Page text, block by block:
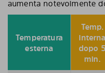
aumenta notevolmente
Temperatura
esterna
Temp.
interna
dopo 5
min.